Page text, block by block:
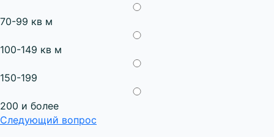
70-99 кв м
100-149 кв м
150-199
200 и более
Следующий вопрос